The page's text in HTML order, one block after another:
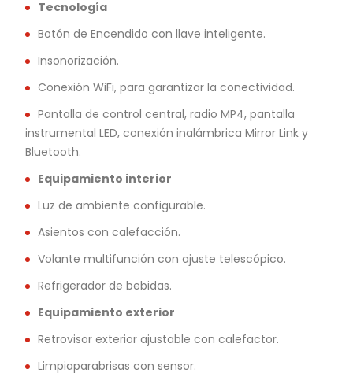
Tecnología
Botón de Encendido con llave inteligente.
Insonorización.
Conexión WiFi, para garantizar la conectividad.
Pantalla de control central, radio MP4, pantalla
instrumental LED, conexión inalámbrica Mirror Link y
Bluetooth.
Equipamiento interior
Luz de ambiente configurable.
Asientos con calefacción.
Volante multifunción con ajuste telescópico.
Refrigerador de bebidas.
Equipamiento exterior
Retrovisor exterior ajustable con calefactor.
Limpiaparabrisas con sensor.